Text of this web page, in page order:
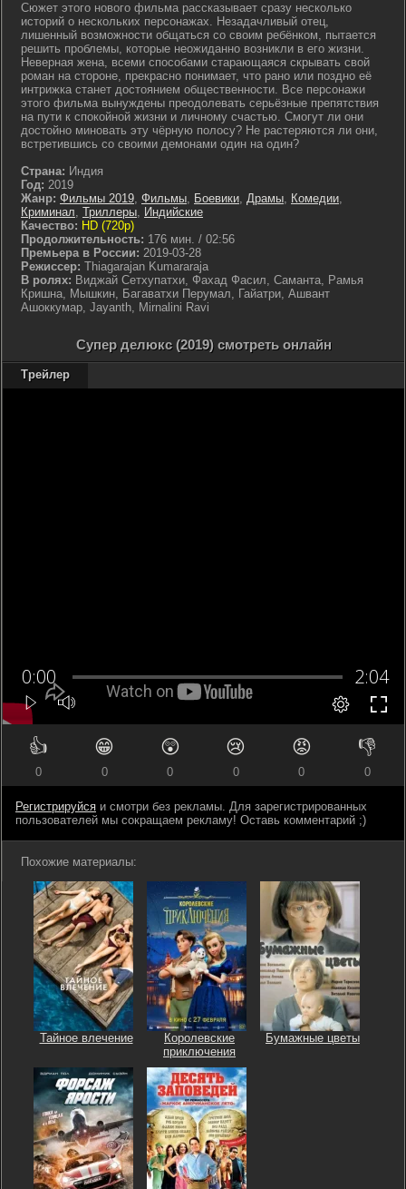
Сюжет этого нового фильма рассказывает сразу несколько
историй о нескольких персонажах. Незадачливый отец,
лишенный возможности общаться со своим ребёнком, пытается
решить проблемы, которые неожиданно возникли в его жизни.
Неверная жена, всеми способами старающаяся скрывать свой
роман на стороне, прекрасно понимает, что рано или поздно её
интрижка станет достоянием общественности. Все персонажи
этого фильма вынуждены преодолевать серьёзные препятствия
на пути к спокойной жизни и личному счастью. Смогут ли они
достойно миновать эту чёрную полосу? Не растеряются ли они,
встретившись со своими демонами один на один?
Страна: Индия
Год: 2019
Жанр: Фильмы 2019, Фильмы, Боевики, Драмы, Комедии,
Криминал, Триллеры, Индийские
Качество: HD (720p)
Продолжительность: 176 мин. / 02:56
Премьера в России: 2019-03-28
Режиссер: Thiagarajan Kumararaja
В ролях: Виджай Сетхупатхи, Фахад Фасил, Саманта, Рамья
Кришна, Мышкин, Багаватхи Перумал, Гайатри, Ашвант
Ашоккумар, Jayanth, Mirnalini Ravi
Супер делюкс (2019) смотреть онлайн
Трейлер
👍
0
😁
0
😲
0
😢
0
😡
0
👎
0
Регистрируйся и смотри без рекламы. Для зарегистрированных
пользователей мы сокращаем рекламу! Оставь комментарий ;)
Похожие материалы:
Тайное влечение
Королевские
приключения
Бумажные цветы